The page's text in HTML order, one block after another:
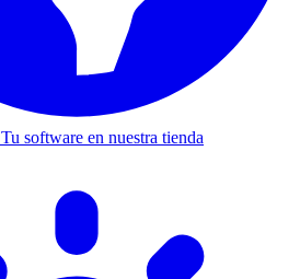
Tu software en nuestra tienda